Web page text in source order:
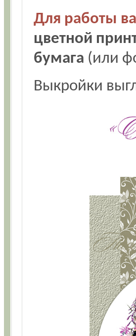
Для работы
цветной
бумага (или
Выкройки